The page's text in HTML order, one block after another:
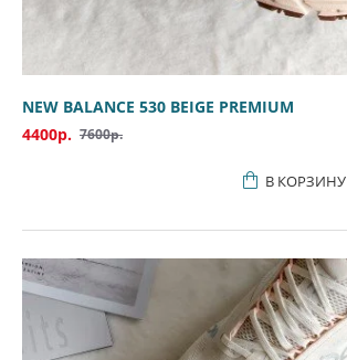
NEW BALANCE 530 BEIGE PREMIUM
4400р. 7600р.
В КОРЗИНУ